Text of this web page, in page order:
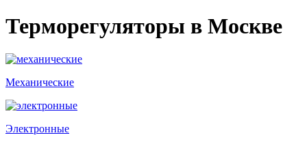
Терморегуляторы в Москве
Механические
Электронные